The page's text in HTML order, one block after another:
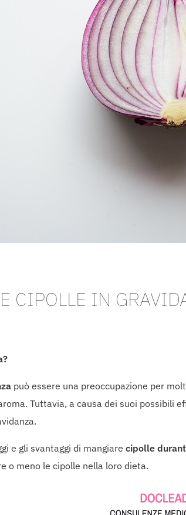
CIPOLLE IN
può essere una preoccupazione per
Tuttavia, a causa dei suoi
e gli svantaggi di mangiare cipolle
o meno le cipolle nella loro dieta.